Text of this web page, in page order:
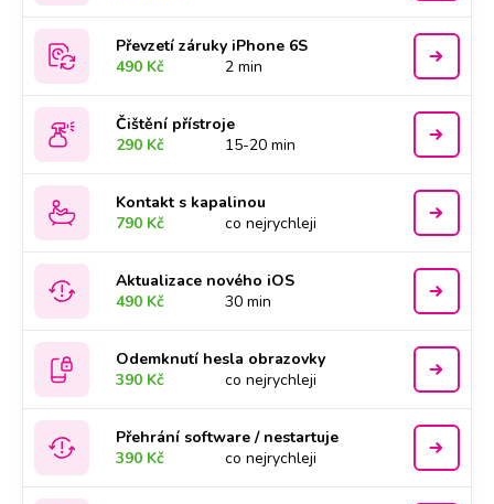
Převzetí záruky iPhone 6S
490 Kč
2 min
Čištění přístroje
290 Kč
15-20 min
Kontakt s kapalinou
790 Kč
co nejrychleji
Aktualizace nového iOS
490 Kč
30 min
Odemknutí hesla obrazovky
390 Kč
co nejrychleji
Přehrání software / nestartuje
390 Kč
co nejrychleji